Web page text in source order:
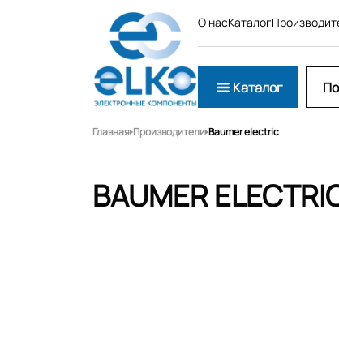
О насКаталог
Каталог
Главная Производители Baumer electric
BAUMER